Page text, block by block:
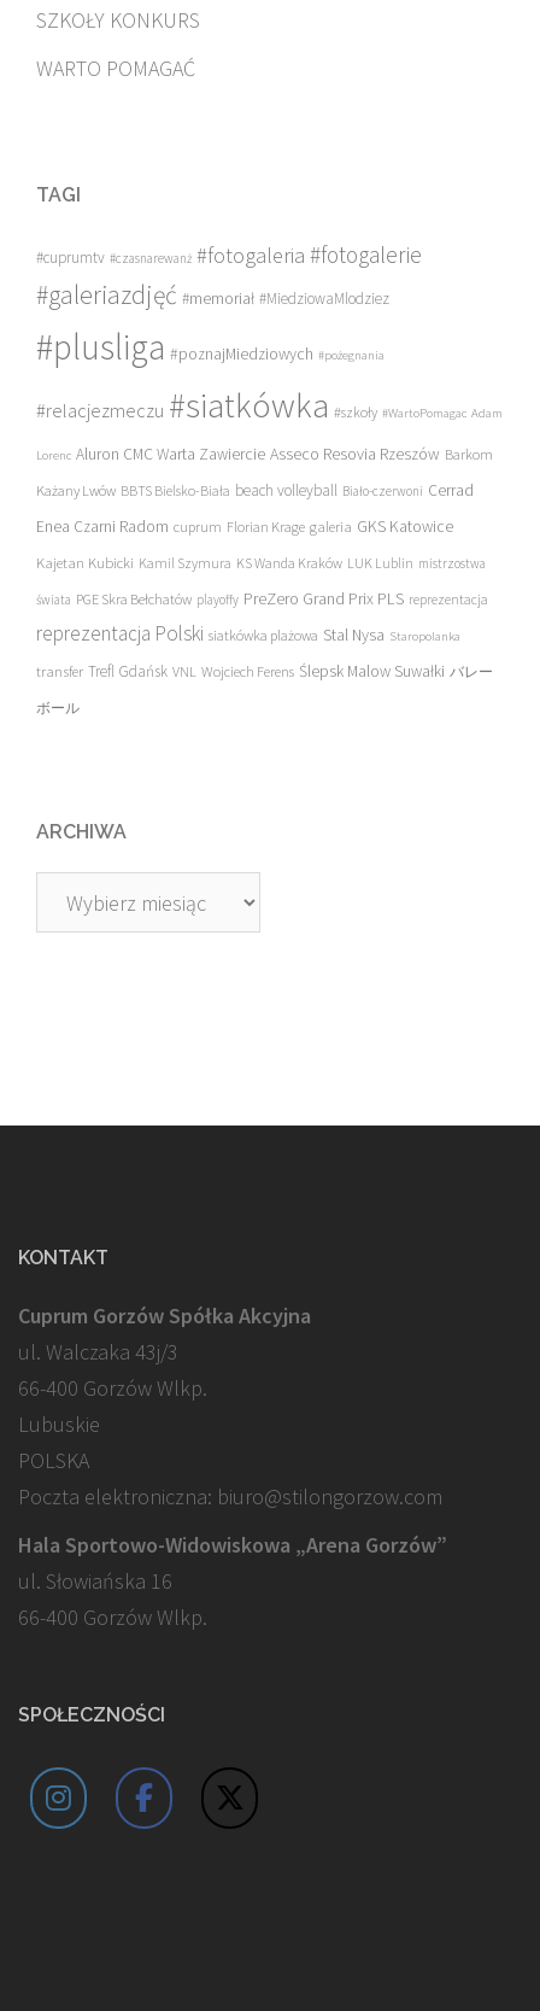
SZKOŁY KONKURS
WARTO POMAGAĆ
TAGI
#cuprumtv #czasnarewanż #fotogaleria #fotogalerie
#galeriazdjęć #memoriał #MiedziowaMlodziez
#plusliga #poznajMiedziowych #pożegnania
#relacjezmeczu #siatkówka #szkoły #WartoPomagac Adam
Lorenc Aluron CMC Warta Zawiercie Asseco Resovia Rzeszów Barkom
Każany Lwów BBTS Bielsko-Biała beach volleyball Biało-czerwoni Cerrad
Enea Czarni Radom cuprum Florian Krage galeria GKS Katowice
Kajetan Kubicki Kamil Szymura KS Wanda Kraków LUK Lublin mistrzostwa
świata PGE Skra Bełchatów playoffy PreZero Grand Prix PLS reprezentacja
reprezentacja Polski siatkówka plażowa Stal Nysa Staropolanka
transfer Trefl Gdańsk VNL Wojciech Ferens Ślepsk Malow Suwałki バレー
ボール
ARCHIWA
Archiwa
KONTAKT
Cuprum Gorzów Spółka Akcyjna
ul. Walczaka 43j/3
66-400 Gorzów Wlkp.
Lubuskie
POLSKA
Poczta elektroniczna: biuro@stilongorzow.com
Hala Sportowo-Widowiskowa „Arena Gorzów”
ul. Słowiańska 16
66-400 Gorzów Wlkp.
SPOŁECZNOŚCI